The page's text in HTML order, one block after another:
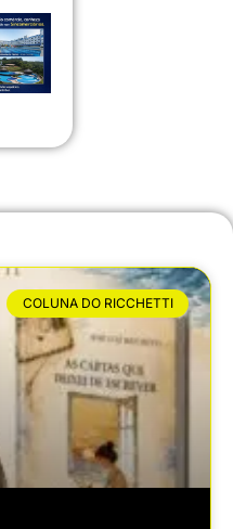
COLUNA DO RICCHETTI